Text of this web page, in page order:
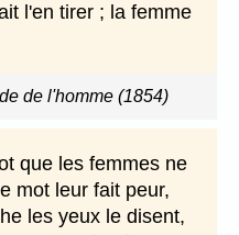
l'en tirer ; la femme
de l'homme (1854)
que les femmes ne
mot leur fait peur,
les yeux le disent,